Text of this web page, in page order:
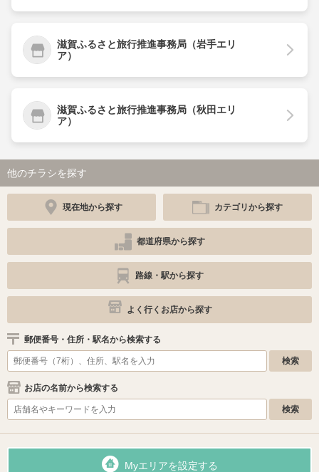
滋賀ふるさと旅行推進事務局（岩手エリ
ア）
滋賀ふるさと旅行推進事務局（秋田エリ
ア）
他のチラシを探す
現在地から探す カテゴリから探す
都道府県から探す
路線・駅から探す
よく行くお店から探す
郵便番号・住所・駅名から検索する
お店の名前から検索する
Myエリアを設定する